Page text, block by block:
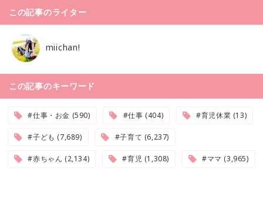
この記事のライター
miichan!
この記事のキーワード
#仕事・お金 (590) #仕事 (404) #育児休業 (13)
#子ども (7,689) #子育て (6,237)
#赤ちゃん (2,134) #育児 (1,308) #ママ (3,965)